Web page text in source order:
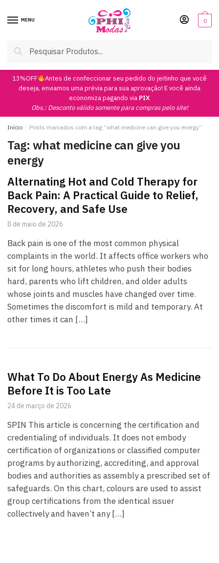
MENU
Pesquisar
por:
Pesquisar
0
13%OFF
Antes de confeccionar seu pedido do jeitinho que você
deseja, enviamos uma prévia para sua aprovação! E você ainda
economiza pagando via PIX
Obs.: Desconto válido somente para compras pelo site!
Início / Posts marcados com a tag “what medicine can give you energy”
Tag: what medicine can give you
energy
Alternating Hot and Cold Therapy for
Back Pain: A Practical Guide to Relief,
Recovery, and Safe Use
8 de maio de 2026
Back pain is one of the most common physical
complaints in the world. It affects office workers who
sit for long hours, athletes who push their bodies
hard, parents who lift children, and older adults
whose joints and muscles have changed over time.
Sometimes the discomfort is mild and temporary. At
other times it can […]
What To Do About Energy As Medicine
Before It is Too Late
24 de março de 2026
SPIN This article is concerning the certification and
credentialing of individuals. It does not embody
certification of organizations or classified computer
programs by authorizing, accrediting, and approval
bodies and authorities as assembly a prescribed set of
safeguards. On this chart, colours are used to assist
group certifications from the identical issuer
collectively and haven’t any […]